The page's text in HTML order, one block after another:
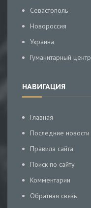
Севастополь
Новороссия
Украина
Гуманитарный центр
НАВИГАЦИЯ
Главная
Последние новости
Правила сайта
Поиск по сайту
Комментарии
Обратная связь